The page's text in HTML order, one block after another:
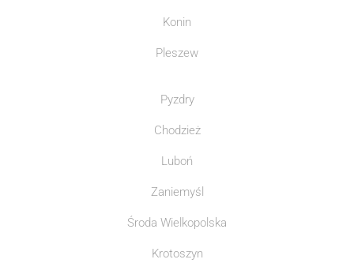
Konin
Pleszew
Pyzdry
Chodzież
Luboń
Zaniemyśl
Środa Wielkopolska
Krotoszyn